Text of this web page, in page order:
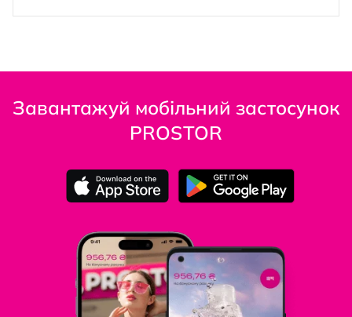
Завантажуй мобільний застосунок
PROSTOR